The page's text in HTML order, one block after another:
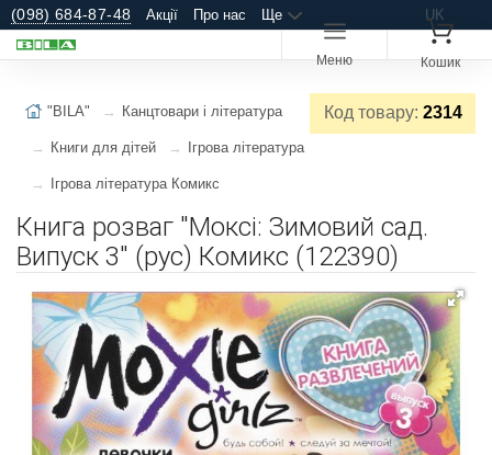
(098) 684-87-48 Акції Про нас Ще UK
Меню Кошик
Код товару: 2314
"BILA" Канцтовари і література
Книги для дітей Ігрова література
Ігрова література Комикс
Книга розваг "Моксі: Зимовий сад.
Випуск 3" (рус) Комикс (122390)